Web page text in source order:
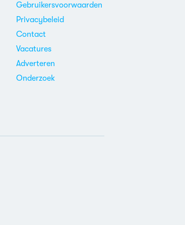
Gebruikersvoorwaarden
Privacybeleid
Contact
Vacatures
Adverteren
Onderzoek